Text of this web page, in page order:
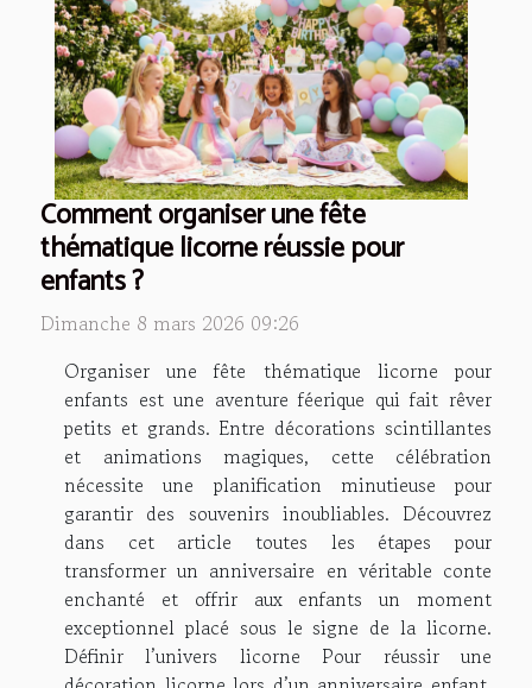
Comment organiser une fête
thématique licorne réussie pour
enfants ?
Dimanche 8 mars 2026 09:26
Organiser une fête thématique licorne pour
enfants est une aventure féerique qui fait rêver
petits et grands. Entre décorations scintillantes
et animations magiques, cette célébration
nécessite une planification minutieuse pour
garantir des souvenirs inoubliables. Découvrez
dans cet article toutes les étapes pour
transformer un anniversaire en véritable conte
enchanté et offrir aux enfants un moment
exceptionnel placé sous le signe de la licorne.
Définir l’univers licorne Pour réussir une